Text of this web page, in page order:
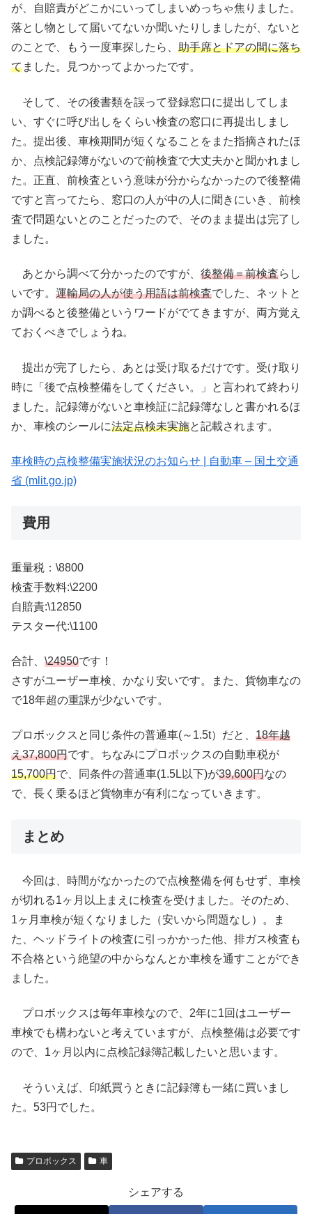
が、自賠責がどこかにいってしまいめっちゃ焦りました。
落とし物として届いてないか聞いたりしましたが、ないと
のことで、もう一度車探したら、 助手席とドアの間に落ち
てました。見つかってよかったです。
そして、その後書類を誤って登録窓口に提出してしま
い、すぐに呼び出しをくらい検査の窓口に再提出しまし
た。提出後、車検期間が短くなることをまた指摘されたほ
か、点検記録簿がないので前検査で大丈夫かと聞かれまし
た。正直、前検査という意味が分からなかったので後整備
ですと言ってたら、窓口の人が中の人に聞きにいき、前検
査で問題ないとのことだったので、そのまま提出は完了し
ました。
あとから調べて分かったのですが、 後整備＝前検査らし
いです。 運輸局の人が使う用語は前検査でした、ネットと
か調べると後整備というワードがでてきますが、両方覚え
ておくべきでしょうね。
提出が完了したら、あとは受け取るだけです。受け取り
時に「後で点検整備をしてください。」と言われて終わり
ました。記録簿がないと車検証に記録簿なしと書かれるほ
か、車検のシールに法定点検未実施と記載されます。
車検時の点検整備実施状況のお知らせ | 自動車 – 国土交通
省 (mlit.go.jp)
費用
重量税：\8800
検査手数料:\2200
自賠責:\12850
テスター代:\1100
合計、 \24950です！
さすがユーザー車検、かなり安いです。また、貨物車なの
で18年超の重課が少ないです。
プロボックスと同じ条件の普通車(～1.5t）だと、 18年越
え37,800円です。ちなみにプロボックスの自動車税が
15,700円で、同条件の普通車(1.5L以下)が39,600円なの
で、長く乗るほど貨物車が有利になっていきます。
まとめ
今回は、時間がなかったので点検整備を何もせず、車検
が切れる1ヶ月以上まえに検査を受けました。そのため、
1ヶ月車検が短くなりました（安いから問題なし）。ま
た、ヘッドライトの検査に引っかかった他、排ガス検査も
不合格という絶望の中からなんとか車検を通すことができ
ました。
プロボックスは毎年車検なので、2年に1回はユーザー
車検でも構わないと考えていますが、点検整備は必要です
ので、1ヶ月以内に点検記録簿記載したいと思います。
そういえば、印紙買うときに記録簿も一緒に買いまし
た。53円でした。
プロボックス 車
シェアする